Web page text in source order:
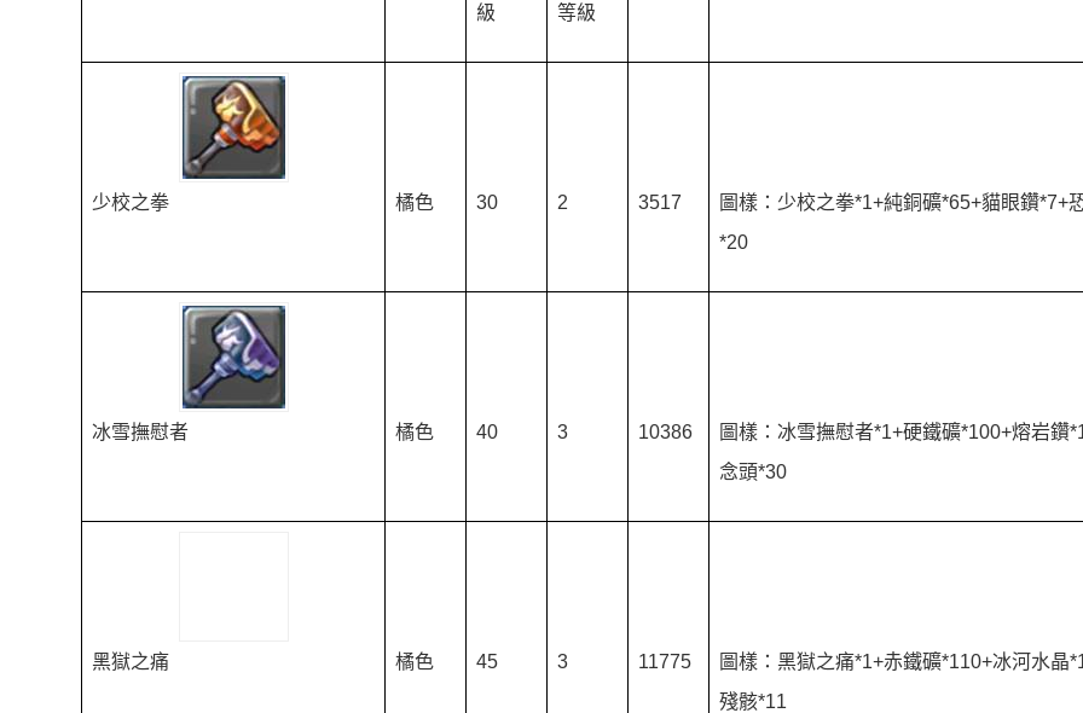
級
等級
少校之拳 橘色 30 2 3517
圖樣：少校之拳*1+純銅礦*65+貓眼鑽*7+
*20
冰雪撫慰者 橘色 40 3 10386
圖樣：冰雪撫慰者*1+硬鐵礦*100+熔岩鑽
念頭*30
黑獄之痛 橘色 45 3 11775
圖樣：黑獄之痛*1+赤鐵礦*110+冰河水晶
殘骸*11